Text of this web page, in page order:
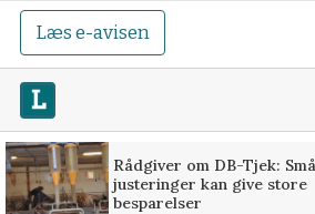
Læs e-avisen
Rådgiver om DB-Tjek: Små
justeringer kan give store
besparelser